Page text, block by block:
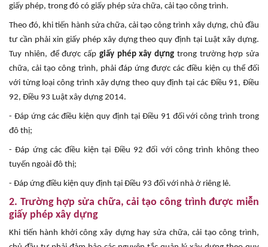
giấy phép, trong đó có giấy phép sửa chữa, cải tạo công trình.
Theo đó, khi tiến hành sửa chữa, cải tạo công trình xây dựng, chủ đầu
tư cần phải xin giấy phép xây dựng theo quy định tại Luật xây dựng.
Tuy nhiên, để được cấp giấy phép xây dựng trong trường hợp sửa
chữa, cải tạo công trình, phải đáp ứng được các điều kiện cụ thể đối
với từng loại công trình xây dựng theo quy định tại các Điều 91, Điều
92, Điều 93 Luật xây dựng 2014.
- Đáp ứng các điều kiện quy định tại Điều 91 đối với công trình trong
đô thị;
- Đáp ứng các điều kiện tại Điều 92 đối với công trình không theo
tuyến ngoài đô thị;
- Đáp ứng điều kiện quy định tại Điều 93 đối với nhà ở riêng lẻ.
2. Trường hợp sửa chữa, cải tạo công trình được miễn
giấy phép xây dựng
Khi tiến hành khởi công xây dựng hay sửa chữa, cải tạo công trình,